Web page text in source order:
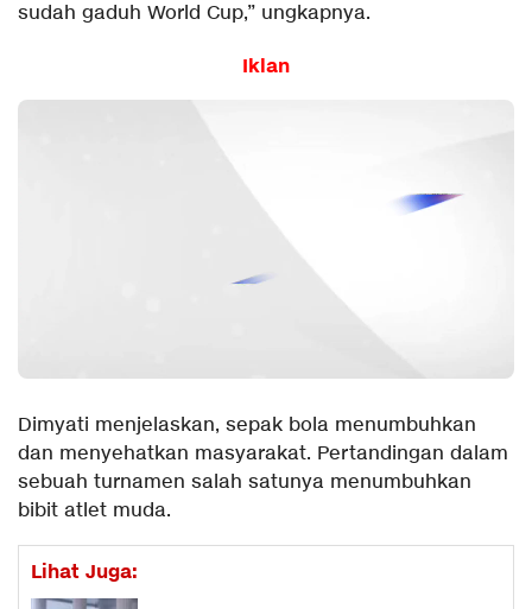
sudah gaduh World Cup,” ungkapnya.
Iklan
Dimyati menjelaskan, sepak bola menumbuhkan
dan menyehatkan masyarakat. Pertandingan dalam
sebuah turnamen salah satunya menumbuhkan
bibit atlet muda.
Lihat Juga: